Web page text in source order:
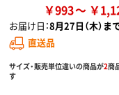
￥993 ￥
お届け日：8月27日（木）ま
直送品
サイズ・販売単位違いの商品が2商
す